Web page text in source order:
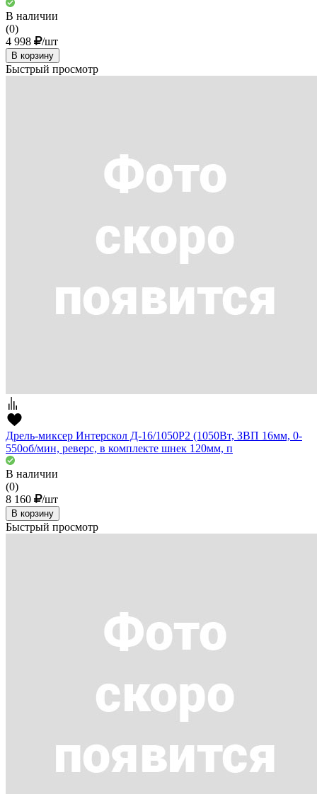
В наличии
(0)
4 998
/шт
В корзину
Быстрый просмотр
Дрель-миксер Интерскол Д-16/1050Р2 (1050Вт, ЗВП 16мм, 0-
550об/мин, реверс, в комплекте шнек 120мм, п
В наличии
(0)
8 160
/шт
В корзину
Быстрый просмотр